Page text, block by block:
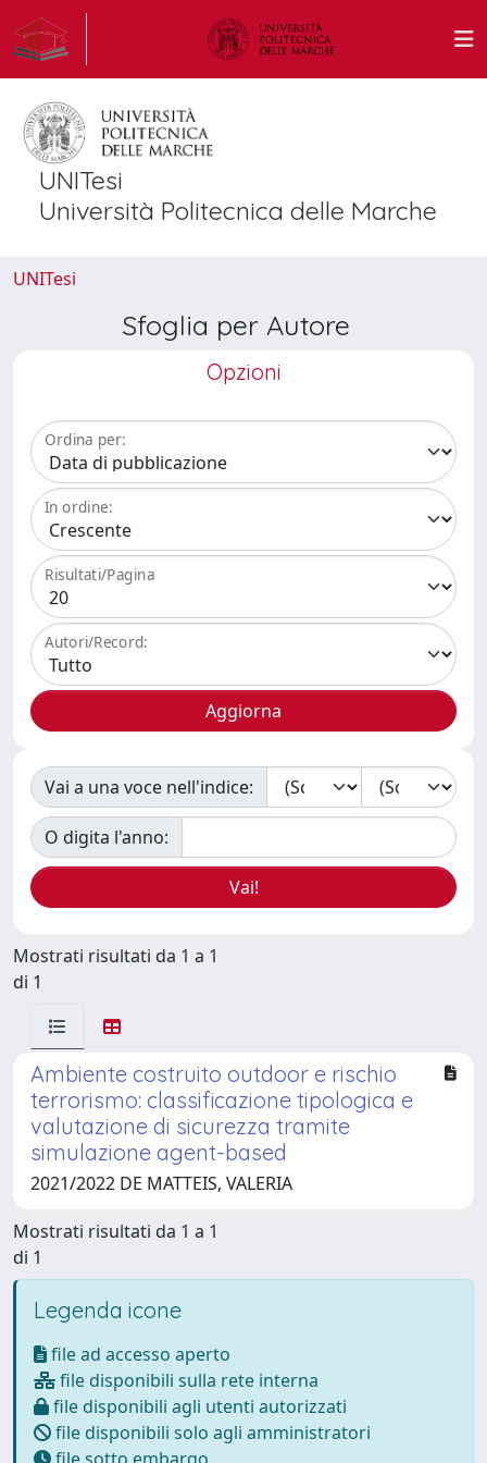
UNITesi
Università Politecnica delle Marche
UNITesi
Sfoglia per Autore
Opzioni
Ordina per:
In ordine:
Risultati/Pagina
Autori/Record:
Vai a una voce nell'indice:
O digita l'anno:
Mostrati risultati da 1 a 1
di 1
Ambiente costruito outdoor e rischio
terrorismo: classificazione tipologica e
valutazione di sicurezza tramite
simulazione agent-based
2021/2022 DE MATTEIS, VALERIA
Mostrati risultati da 1 a 1
di 1
Legenda icone
file ad accesso aperto
file disponibili sulla rete interna
file disponibili agli utenti autorizzati
file disponibili solo agli amministratori